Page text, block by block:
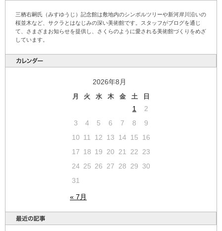
三栖右嗣氏（みすゆうじ）記念館は敷地内のシンボルツリーや新河岸川沿いの
桜並木など、サクラとはなじみの深い美術館です。スタッフがブログを通じ
て、さまざまお知らせを提供し、さくらのように愛される美術館づくりをめざ
しています。
2026年8月
月 火 水 木 金 土 日
« 7月
1
2
3
4 5 6 7 8
9
10 11 12 13 14 15
16
17 18 19 20 21 22
23
24 25 26 27 28 29
30
31